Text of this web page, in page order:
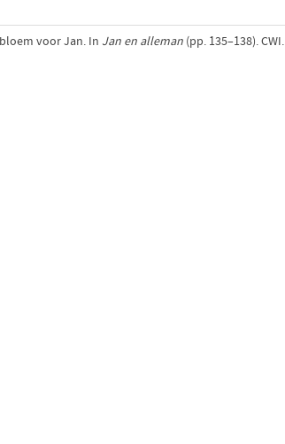
voor Jan. In Jan en alleman(pp. 135–138). CWI.